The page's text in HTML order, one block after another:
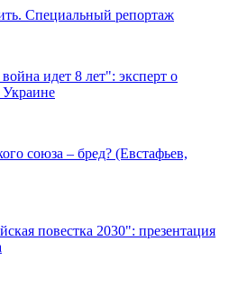
Специальный репортаж
идет 8 лет": эксперт о
Украине
союза – бред? (Евстафьев,
повестка 2030": презентация